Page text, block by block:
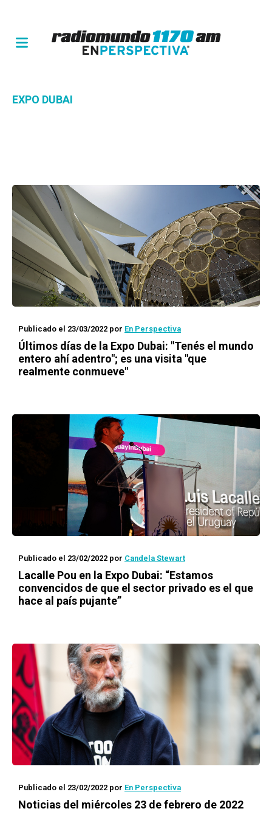
EXPO DUBAI
Publicado el 23/03/2022 por En Perspectiva
Últimos días de la Expo Dubai: "Tenés el mundo
entero ahí adentro"; es una visita "que
realmente conmueve"
Publicado el 23/02/2022 por Candela Stewart
Lacalle Pou en la Expo Dubai: “Estamos
convencidos de que el sector privado es el que
hace al país pujante”
Publicado el 23/02/2022 por En Perspectiva
Noticias del miércoles 23 de febrero de 2022